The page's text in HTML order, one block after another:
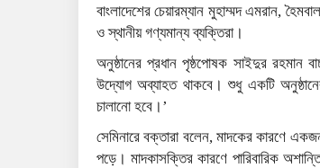
বাংলাদেশের চেয়ারম্যান মুহাম্মদ এমরান,
ও স্থানীয় গণ্যমান্য ব্যক্তিরা।
অনুষ্ঠানের প্রধান পৃষ্ঠপোষক সাইদুর রহমান
উদ্যোগ অব্যাহত থাকবে। শুধু একটি অনুষ্ঠানের
চালানো হবে।’
সেমিনারে বক্তারা বলেন, মাদকের কারণে
পড়ে। মাদকাসক্তির কারণে পারিবারিক